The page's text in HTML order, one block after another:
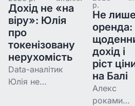
Дохід не «на
віру»: Юлія
про
токенізовану
нерухомість
Data-аналітик
Юлія не
р.
Не
оренда:
дохід і
ріст
на Балі
Алекс
роками